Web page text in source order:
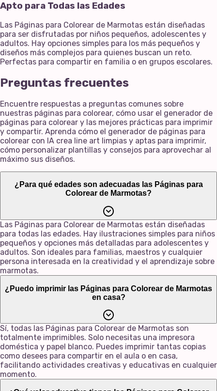
Apto para Todas las Edades
Las Páginas para Colorear de Marmotas están diseñadas
para ser disfrutadas por niños pequeños, adolescentes y
adultos. Hay opciones simples para los más pequeños y
diseños más complejos para quienes buscan un reto.
Perfectas para compartir en familia o en grupos escolares.
Preguntas frecuentes
Encuentre respuestas a preguntas comunes sobre
nuestras páginas para colorear, cómo usar el generador de
páginas para colorear y las mejores prácticas para imprimir
y compartir. Aprenda cómo el generador de páginas para
colorear con IA crea line art limpias y aptas para imprimir,
cómo personalizar plantillas y consejos para aprovechar al
máximo sus diseños.
¿Para qué edades son adecuadas las Páginas para
Colorear de Marmotas?
Las Páginas para Colorear de Marmotas están diseñadas
para todas las edades. Hay ilustraciones simples para niños
pequeños y opciones más detalladas para adolescentes y
adultos. Son ideales para familias, maestros y cualquier
persona interesada en la creatividad y el aprendizaje sobre
marmotas.
¿Puedo imprimir las Páginas para Colorear de Marmotas
en casa?
Sí, todas las Páginas para Colorear de Marmotas son
totalmente imprimibles. Solo necesitas una impresora
doméstica y papel blanco. Puedes imprimir tantas copias
como desees para compartir en el aula o en casa,
facilitando actividades creativas y educativas en cualquier
momento.